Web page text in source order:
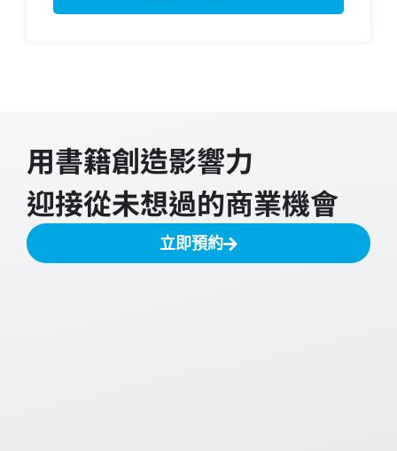
用書籍創造影響力
迎接從未想過的商業機會
立即預約